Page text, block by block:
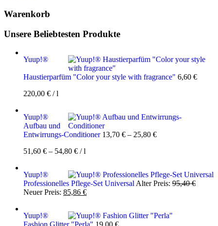
Warenkorb
Unsere Beliebtesten Produkte
Yuup!®
Haustierparfüm "Color your style with fragrance" 6,60 €
220,00 € /l
Yuup!®
Aufbau und
Entwirrungs-Conditioner 13,70 € – 25,80 €
51,60 € – 54,80 € /l
Yuup!®
Professionelles Pflege-Set UniversalAlter Preis: 95,40€
Neuer Preis: 85,86 €Aktueller
85,86 €.
Yuup!®